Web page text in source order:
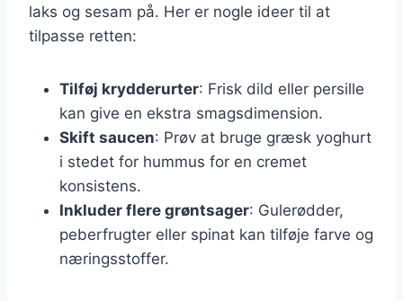
laks og sesam på. Her er nogle ideer til at
tilpasse retten:
Tilføj krydderurter: Frisk dild eller persille
kan give en ekstra smagsdimension.
Skift saucen: Prøv at bruge græsk yoghurt
i stedet for hummus for en cremet
konsistens.
Inkluder flere grøntsager: Gulerødder,
peberfrugter eller spinat kan tilføje farve og
næringsstoffer.